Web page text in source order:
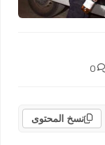
0
نسخ المحتوى